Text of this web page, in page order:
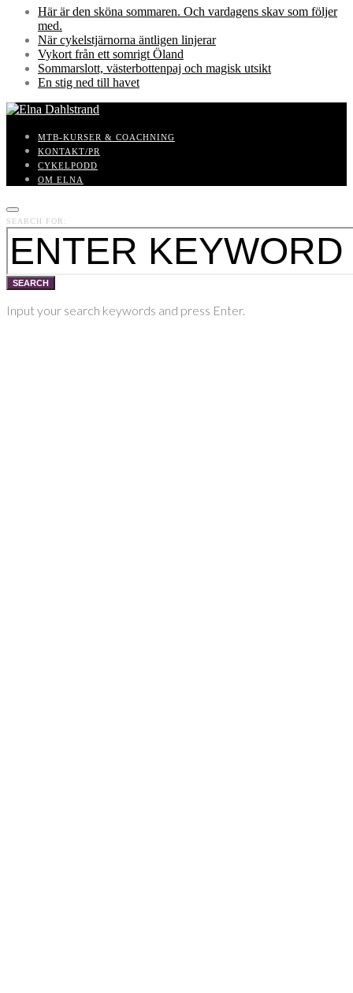
Här är den sköna sommaren. Och vardagens skav som följer
med.
När cykelstjärnorna äntligen linjerar
Vykort från ett somrigt Öland
Sommarslott, västerbottenpaj och magisk utsikt
En stig ned till havet
MTB-KURSER & COACHNING
KONTAKT/PR
CYKELPODD
OM ELNA
SEARCH FOR:
SEARCH
Input your search keywords and press Enter.